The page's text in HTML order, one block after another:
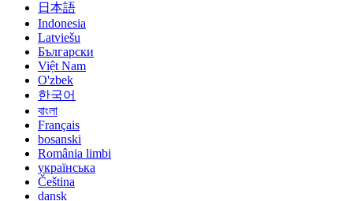
日本語
Indonesia
Latviešu
Български
Việt Nam
O'zbek
한국어
বাংলা
Français
bosanski
România limbi
українська
Čeština
dansk